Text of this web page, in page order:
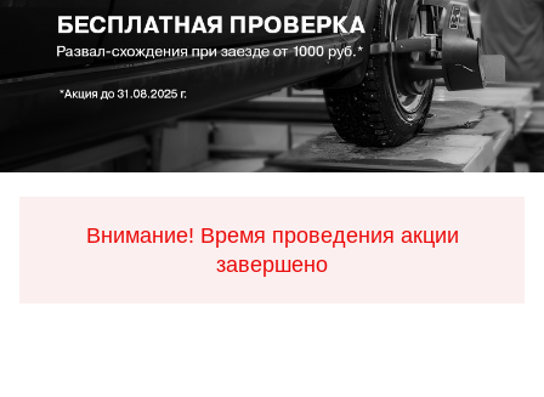
Внимание! Время проведения акции
завершено